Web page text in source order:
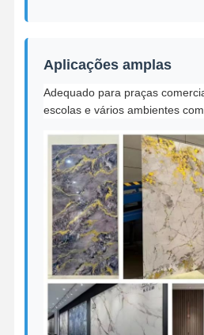
Aplicações amplas
Adequado para praças
escolas e vários ambientes